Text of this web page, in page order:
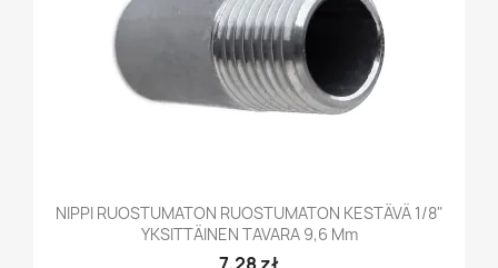
NIPPI RUOSTUMATON RUOSTUMATON KESTÄVÄ 1/8"
YKSITTÄINEN TAVARA 9,6 Mm